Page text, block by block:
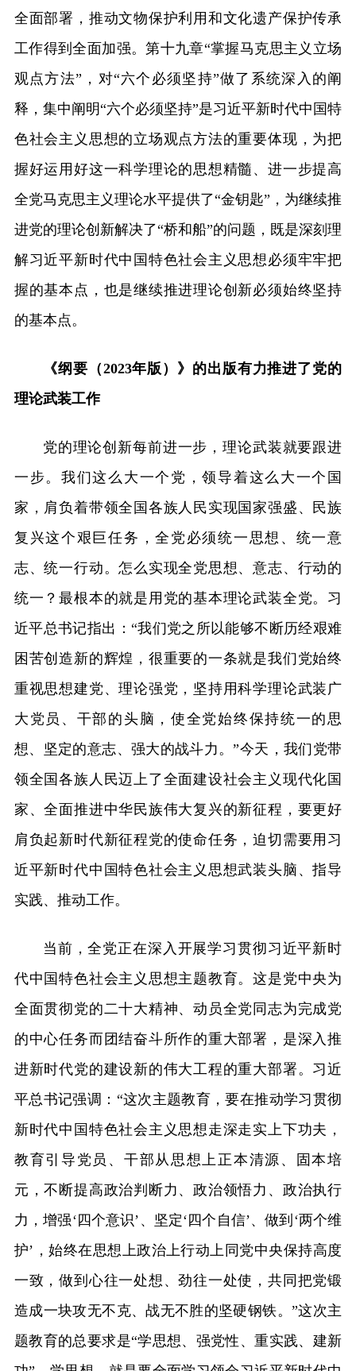
全面部署，推动文物保护利用和文化遗产保护传承
工作得到全面加强。第十九章“掌握马克思主义立场
观点方法”，对“六个必须坚持”做了系统深入的阐
释，集中阐明“六个必须坚持”是习近平新时代中国特
色社会主义思想的立场观点方法的重要体现，为把
握好运用好这一科学理论的思想精髓、进一步提高
全党马克思主义理论水平提供了“金钥匙”，为继续推
进党的理论创新解决了“桥和船”的问题，既是深刻理
解习近平新时代中国特色社会主义思想必须牢牢把
握的基本点，也是继续推进理论创新必须始终坚持
的基本点。
《纲要（2023年版）》的出版有力推进了党的
理论武装工作
党的理论创新每前进一步，理论武装就要跟进
一步。我们这么大一个党，领导着这么大一个国
家，肩负着带领全国各族人民实现国家强盛、民族
复兴这个艰巨任务，全党必须统一思想、统一意
志、统一行动。怎么实现全党思想、意志、行动的
统一？最根本的就是用党的基本理论武装全党。习
近平总书记指出：“我们党之所以能够不断历经艰难
困苦创造新的辉煌，很重要的一条就是我们党始终
重视思想建党、理论强党，坚持用科学理论武装广
大党员、干部的头脑，使全党始终保持统一的思
想、坚定的意志、强大的战斗力。”今天，我们党带
领全国各族人民迈上了全面建设社会主义现代化国
家、全面推进中华民族伟大复兴的新征程，要更好
肩负起新时代新征程党的使命任务，迫切需要用习
近平新时代中国特色社会主义思想武装头脑、指导
实践、推动工作。
当前，全党正在深入开展学习贯彻习近平新时
代中国特色社会主义思想主题教育。这是党中央为
全面贯彻党的二十大精神、动员全党同志为完成党
的中心任务而团结奋斗所作的重大部署，是深入推
进新时代党的建设新的伟大工程的重大部署。习近
平总书记强调：“这次主题教育，要在推动学习贯彻
新时代中国特色社会主义思想走深走实上下功夫，
教育引导党员、干部从思想上正本清源、固本培
元，不断提高政治判断力、政治领悟力、政治执行
力，增强‘四个意识’、坚定‘四个自信’、做到‘两个维
护’，始终在思想上政治上行动上同党中央保持高度
一致，做到心往一处想、劲往一处使，共同把党锻
造成一块攻无不克、战无不胜的坚硬钢铁。”这次主
题教育的总要求是“学思想、强党性、重实践、建新